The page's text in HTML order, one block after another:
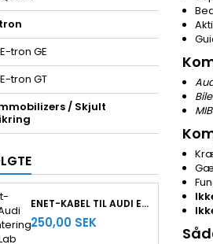
tron GE
tron GT
/ Skjult
ENET-KABEL TIL AUDI EFTERMONTERING & RETROLAB PRO
250,00 SEK